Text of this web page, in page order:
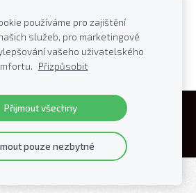
dodavateli
vzorky až po sériovou
výrobu
Cookies
používáme pro zajištění
služeb, pro marketingové
vašeho uživatelského
Přizpůsobit
Přijmout všechny
pouze nezbytné